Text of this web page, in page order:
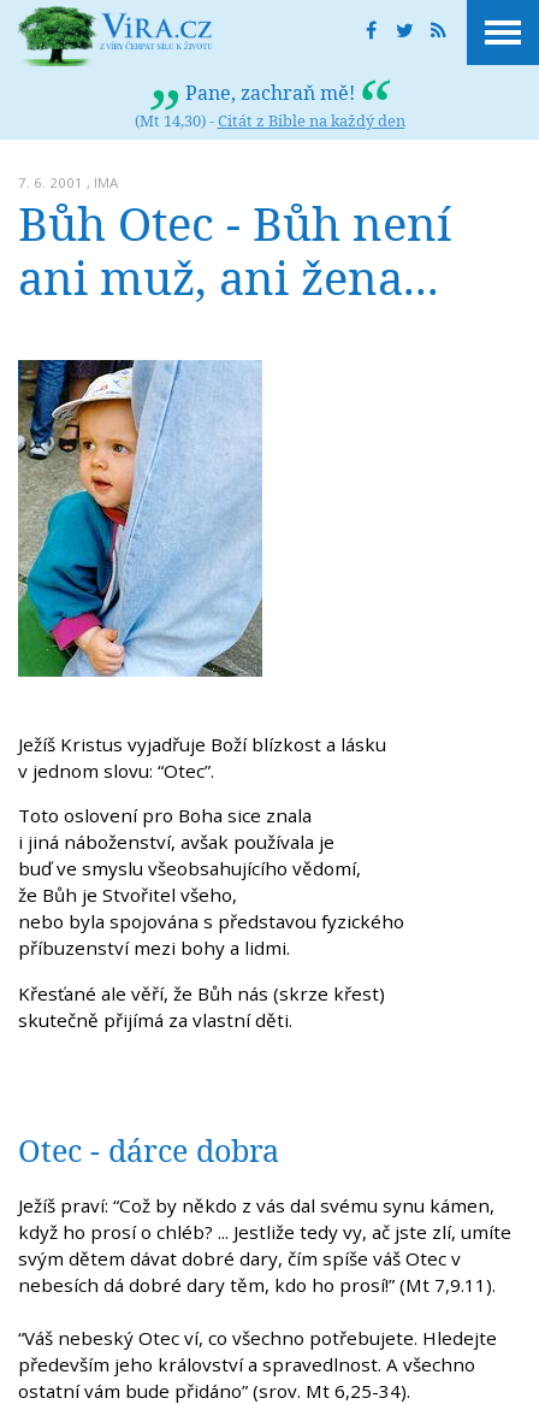
Pane, zachraň mě!
(Mt 14,30) -Citát z Bible na každý den
7. 6. 2001 , IMA
Bůh Otec - Bůh není
ani muž, ani žena...
Ježíš Kristus vyjadřuje Boží blízkost a lásku
v jednom slovu: “Otec”.
Toto oslovení pro Boha sice znala
i jiná náboženství, avšak používala je
buď ve smyslu všeobsahujícího vědomí,
že Bůh je Stvořitel všeho,
nebo byla spojována s představou fyzického
příbuzenství mezi bohy a lidmi.
Křesťané ale věří, že Bůh nás (skrze křest)
skutečně přijímá za vlastní děti.
Otec - dárce dobra
Ježíš praví: “Což by někdo z vás dal svému synu kámen,
když ho prosí o chléb? ... Jestliže tedy vy, ač jste zlí, umíte
svým dětem dávat dobré dary, čím spíše váš Otec v
nebesích dá dobré dary těm, kdo ho prosí!” (Mt 7,9.11).
“Váš nebeský Otec ví, co všechno potřebujete. Hledejte
především jeho království a spravedlnost. A všechno
ostatní vám bude přidáno” (srov. Mt 6,25-34).